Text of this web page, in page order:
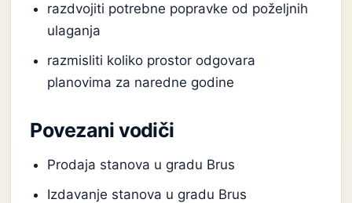
razdvojiti potrebne popravke od poželjnih
ulaganja
razmisliti koliko prostor odgovara
planovima za naredne godine
Povezani vodiči
Prodaja stanova u gradu Brus
Izdavanje stanova u gradu Brus